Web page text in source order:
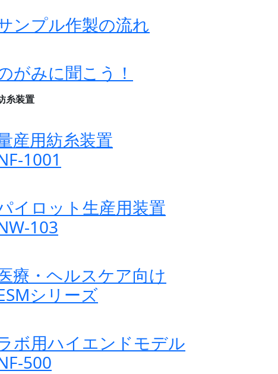
ンプル作製の流れ
がみに聞こう！
糸装置
産用紡糸装置
1001
イロット生産用装置
103
療・ヘルスケア向け
シリーズ
ボ用ハイエンドモデル
500